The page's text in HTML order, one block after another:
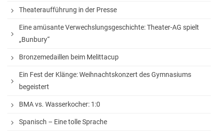
Fächer
Unterrichtszeiten
Lernstand 8
Individuelle Förderung
Hausaufgabenbetreuung und Förderung am
Theateraufführung in der Presse
Eine amüsante Verwechslungsgeschichte: Theater-AG spielt
„Bunbury“
Bronzemedaillen beim Melittacup
Ein Fest der Klänge: Weihnachtskonzert des Gymnasiums
begeistert
BMA vs. Wasserkocher: 1:0
Spanisch – Eine tolle Sprache